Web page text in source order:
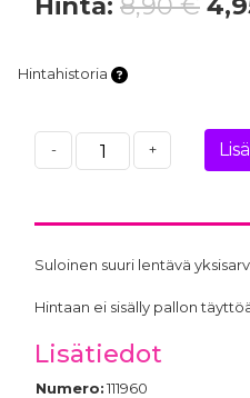
Hintahistoria
- +
Suloinen suuri lentävä
Hintaan ei sisälly pallon
Lisätiedot
Numero:111960